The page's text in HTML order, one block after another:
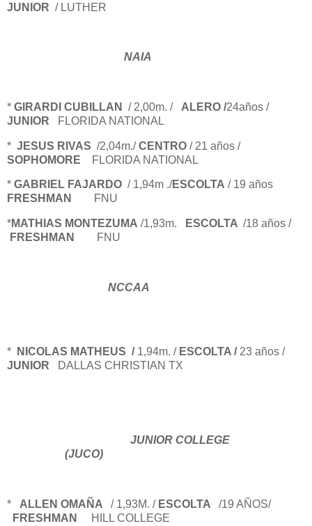
JUNIOR / LUTHER
NAIA
* GIRARDI CUBILLAN / 2,00m. / ALERO /24años /
JUNIOR
FLORIDA NATIONAL
* JESUS RIVAS /2,04m./CENTRO / 21 años /
SOPHOMORE FLORIDA NATIONAL
* GABRIEL FAJARDO / 1,94m ./ESCOLTA / 19 años
FRESHMAN
FNU
*MATHIAS MONTEZUMA /1,93m. ESCOLTA /18 años /
FRESHMAN
FNU
NCCAA
* NICOLAS MATHEUS /1,94m. / ESCOLTA / 23 años /
JUNIOR
DALLAS CHRISTIAN TX
JUNIOR COLLEGE
(JUCO)
* ALLEN OMAÑA / 1,93M. / ESCOLTA
/19 AÑOS/
FRESHMAN
HILL COLLEGE